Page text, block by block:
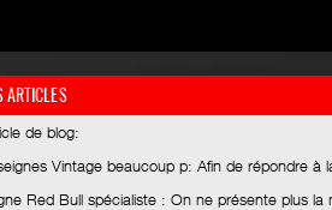
ARTICLES
de blog:
Vintage beaucoup p: Afin de répondre à
Red Bull spécialiste : On ne présente plus la